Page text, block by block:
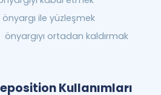
önyargı ile yüzleşmek
önyargıyı ortadan kaldırmak
Kullanımları